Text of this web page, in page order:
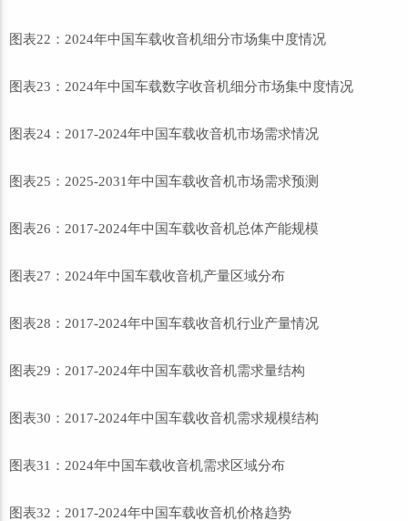
图表22：2024年中国车载收音机细分市场集中度情况
图表23：2024年中国车载数字收音机细分市场集中度情况
图表24：2017-2024年中国车载收音机市场需求情况
图表25：2025-2031年中国车载收音机市场需求预测
图表26：2017-2024年中国车载收音机总体产能规模
图表27：2024年中国车载收音机产量区域分布
图表28：2017-2024年中国车载收音机行业产量情况
图表29：2017-2024年中国车载收音机需求量结构
图表30：2017-2024年中国车载收音机需求规模结构
图表31：2024年中国车载收音机需求区域分布
图表32：2017-2024年中国车载收音机价格趋势